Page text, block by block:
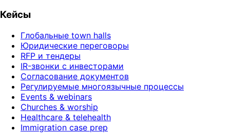
Кейсы
Глобальные town halls
Юридические переговоры
RFP и тендеры
IR-звонки с инвесторами
Согласование документов
Регулируемые многоязычные процессы
Events & webinars
Churches & worship
Healthcare & telehealth
Immigration case prep